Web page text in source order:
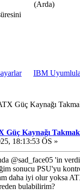
(Arda)
IBM
Güç Kaynağı
Güç Kaynağı Takmak
18:13:53 ÖS »
@sad_face05 'in
sonucu PSU'yu
daha iyi olur yoksa
bulabilirim?